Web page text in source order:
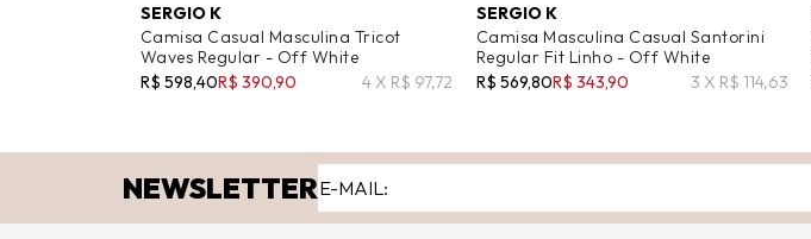
SERGIO K
Camisa Casual Masculina Tricot
Waves Regular - Off White
R$ 598,40R$ 390,90 4 X R$ 97,72
SERGIO K
Camisa Masculina Casual Santorini
Regular Fit Linho - Off White
R$ 569,80R$ 343,90 3 X R$ 114,63
NEWSLETTER